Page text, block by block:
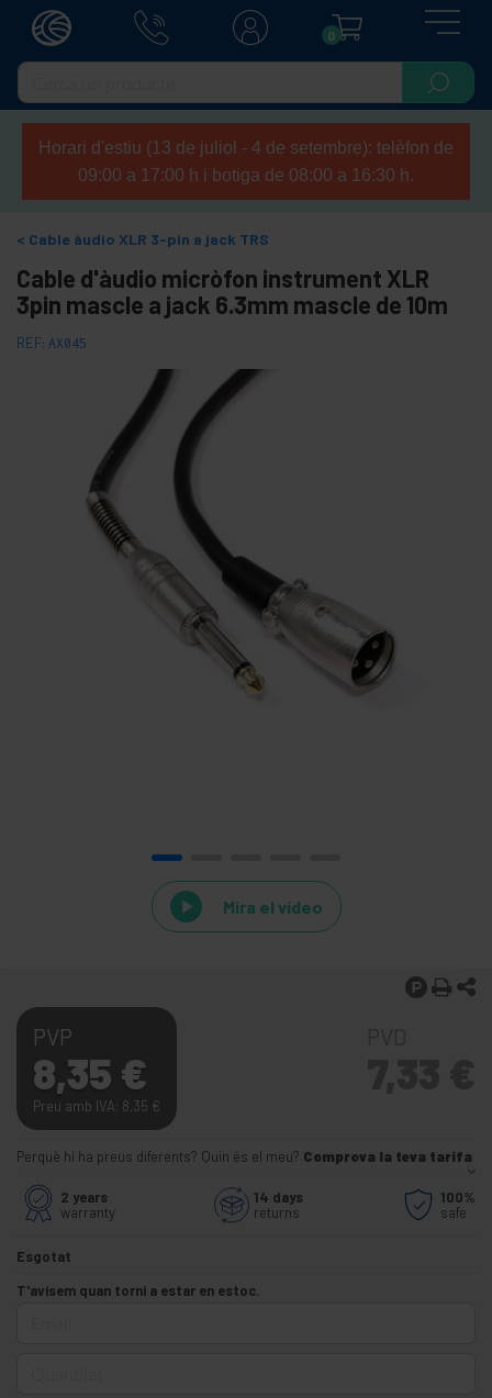
0
Horari d'estiu (13 de juliol - 4 de setembre): telèfon de
09:00 a 17:00 h i botiga de 08:00 a 16:30 h.
Cable àudio XLR 3-pin a jack TRS
Cable d'àudio micròfon instrument XLR
3pin mascle a jack 6.3mm mascle de 10m
REF: AX045
Mira el vídeo
PVP
8,35 €
Preu amb IVA: 8,35 €
Perquè hi ha preus diferents? Quin és el meu? Comprova la teva tarifa
2 years
warranty
14 days
returns
100%
safe
Esgotat
T'avisem quan torni a estar en estoc.